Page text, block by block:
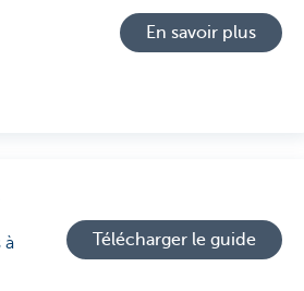
En savoir plus
à
Télécharger le guide